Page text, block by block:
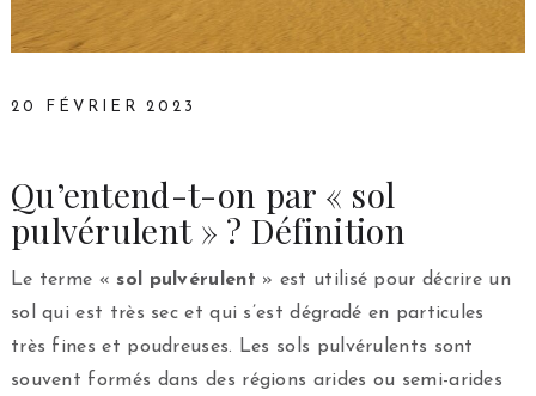
20 FÉVRIER 2023
Qu’entend-t-on par « sol
pulvérulent » ? Définition
Le terme « sol pulvérulent » est utilisé pour décrire un
sol qui est très sec et qui s’est dégradé en particules
très fines et poudreuses. Les sols pulvérulents sont
souvent formés dans des régions arides ou semi-arides